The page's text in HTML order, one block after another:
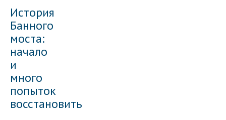
История
Банного
моста:
начало
и
много
попыток
восстановить